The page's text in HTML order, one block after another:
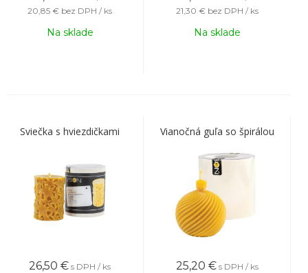
20,85 € bez DPH / ks
Na sklade
21,30 € bez DPH / ks
Na sklade
Sviečka s hviezdičkami
26,50 € s DPH / ks
Vianočná guľa so špirálou
25,20 € s DPH / ks